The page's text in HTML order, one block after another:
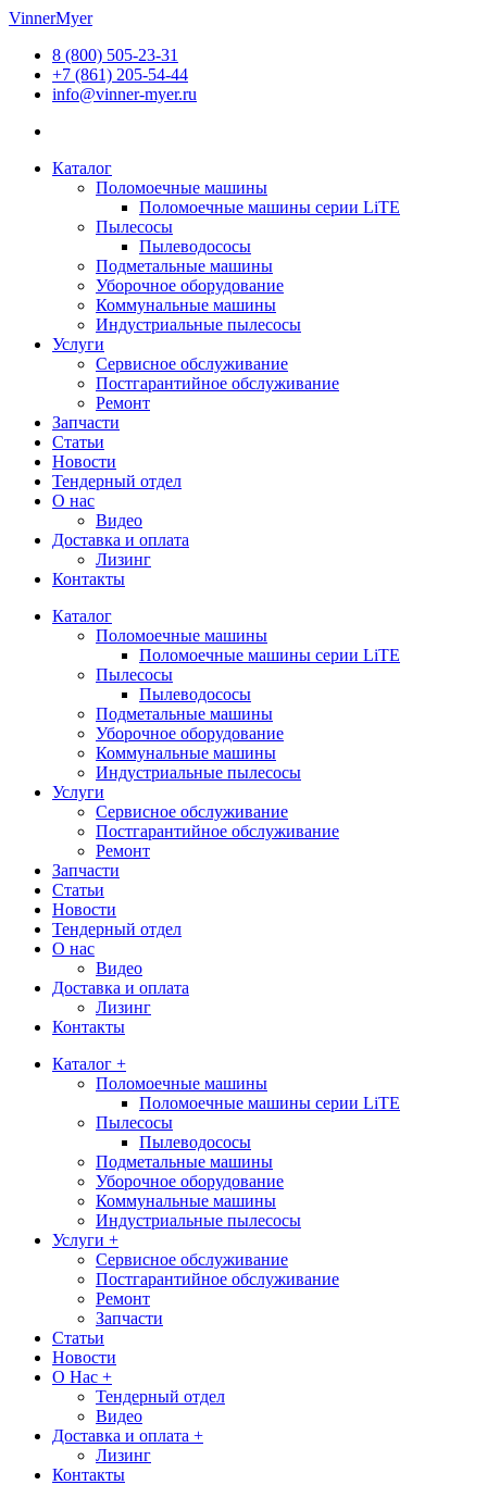
Перейти
содержимому
VinnerMyer
8 (800) 505-23-31
+7 (861) 205-54-44
info@vinner-myer.ru
Каталог
Поломоечные машины
Поломоечные машины серии LiTE
Пылесосы
Пылеводососы
Подметальные машины
Уборочное оборудование
Коммунальные машины
Индустриальные пылесосы
Услуги
Сервисное обслуживание
Постгарантийное обслуживание
Ремонт
Запчасти
Статьи
Новости
Тендерный отдел
О нас
Видео
Доставка и оплата
Лизинг
Контакты
Каталог
Поломоечные машины
Поломоечные машины серии LiTE
Пылесосы
Пылеводососы
Подметальные машины
Уборочное оборудование
Коммунальные машины
Индустриальные пылесосы
Услуги
Сервисное обслуживание
Постгарантийное обслуживание
Ремонт
Запчасти
Статьи
Новости
Тендерный отдел
О нас
Видео
Доставка и оплата
Лизинг
Контакты
Каталог +
Поломоечные машины
Поломоечные машины серии LiTE
Пылесосы
Пылеводососы
Подметальные машины
Уборочное оборудование
Коммунальные машины
Индустриальные пылесосы
Услуги +
Сервисное обслуживание
Постгарантийное обслуживание
Ремонт
Запчасти
Статьи
Новости
О Нас +
Тендерный отдел
Видео
Доставка и оплата +
Лизинг
Контакты